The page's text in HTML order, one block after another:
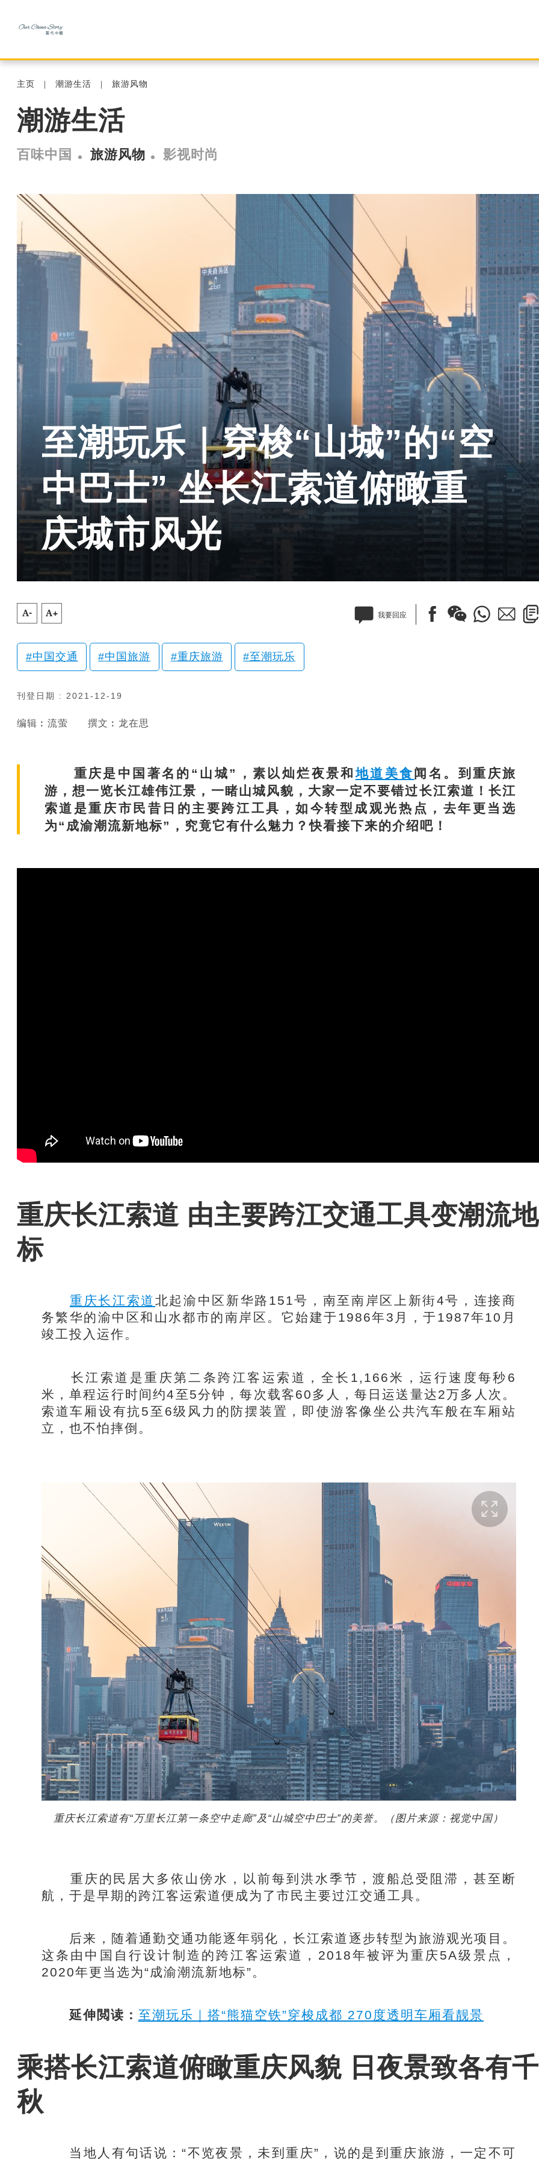
主页 潮游生活 旅游风物
潮游生活
百味中国 旅游风物 影视时尚
至潮玩乐｜穿梭“山城”的“空
中巴士” 坐长江索道俯瞰重
庆城市风光
A- A+ 我要回应
中国交通 中国旅游 重庆旅游 至潮玩乐
刊登日期 : 2021-12-19
编辑︰流萤 撰文︰龙在思
重庆是中国著名的“山城”，素以灿烂夜景和地道美食闻名。到重庆旅
游，想一览长江雄伟江景，一睹山城风貌，大家一定不要错过长江索道！长江
索道是重庆市民昔日的主要跨江工具，如今转型成观光热点，去年更当选
为“成渝潮流新地标”，究竟它有什么魅力？快看接下来的介绍吧！
重庆长江索道 由主要跨江交通工具变潮流地
标
重庆长江索道北起渝中区新华路151号，南至南岸区上新街4号，连接商
务繁华的渝中区和山水都市的南岸区。它始建于1986年3月，于1987年10月
竣工投入运作。
长江索道是重庆第二条跨江客运索道，全长1,166米，运行速度每秒6
米，单程运行时间约4至5分钟，每次载客60多人，每日运送量达2万多人次。
索道车厢设有抗5至6级风力的防摆装置，即使游客像坐公共汽车般在车厢站
立，也不怕摔倒。
重庆长江索道有“万里长江第一条空中走廊”及“山城空中巴士”的美誉。（图片来源：视觉中国）
重庆的民居大多依山傍水，以前每到洪水季节，渡船总受阻滞，甚至断
航，于是早期的跨江客运索道便成为了市民主要过江交通工具。
后来，随着通勤交通功能逐年弱化，长江索道逐步转型为旅游观光项目。
这条由中国自行设计制造的跨江客运索道，2018年被评为重庆5A级景点，
2020年更当选为“成渝潮流新地标”。
延伸閲读： 至潮玩乐｜搭“熊猫空铁”穿梭成都 270度透明车厢看靓景
乘搭长江索道俯瞰重庆风貌 日夜景致各有千
秋
当地人有句话说：“不览夜景，未到重庆”，说的是到重庆旅游，一定不可